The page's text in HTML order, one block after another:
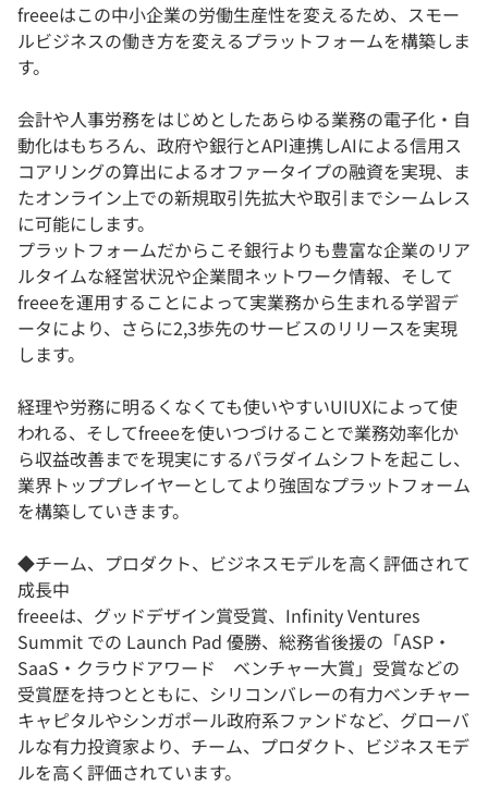
freeeはこの中小企業の労働生産性を変えるため、スモー
ルビジネスの働き方を変えるプラットフォームを構築しま
す。
会計や人事労務をはじめとしたあらゆる業務の電子化・自
動化はもちろん、政府や銀行とAPI連携しAIによる信用ス
コアリングの算出によるオファータイプの融資を実現、ま
たオンライン上での新規取引先拡大や取引までシームレス
に可能にします。
プラットフォームだからこそ銀行よりも豊富な企業のリア
ルタイムな経営状況や企業間ネットワーク情報、そして
freeeを運用することによって実業務から生まれる学習デ
ータにより、さらに2,3歩先のサービスのリリースを実現
します。
経理や労務に明るくなくても使いやすいUIUXによって使
われる、そしてfreeeを使いつづけることで業務効率化か
ら収益改善までを現実にするパラダイムシフトを起こし、
業界トッププレイヤーとしてより強固なプラットフォーム
を構築していきます。
◆チーム、プロダクト、ビジネスモデルを高く評価されて
成長中
freeeは、グッドデザイン賞受賞、Infinity Ventures
Summit での Launch Pad 優勝、総務省後援の「ASP・
SaaS・クラウドアワード ベンチャー大賞」受賞などの
受賞歴を持つとともに、シリコンバレーの有力ベンチャー
キャピタルやシンガポール政府系ファンドなど、グローバ
ルな有力投資家より、チーム、プロダクト、ビジネスモデ
ルを高く評価されています。